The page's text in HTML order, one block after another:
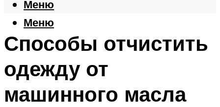
Меню
Меню
Способы отчистить
одежду от
машинного масла